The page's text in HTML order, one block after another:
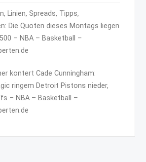
Linien, Spreads, Tipps,
Die Quoten dieses Montags liegen
– NBA – Basketball –
kontert Cade Cunningham:
ringem Detroit Pistons nieder,
– NBA – Basketball –